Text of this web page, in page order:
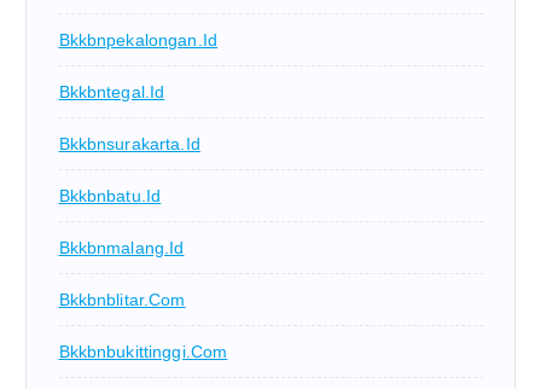
Bkkbnpekalongan.id
Bkkbntegal.id
Bkkbnsurakarta.id
Bkkbnbatu.id
Bkkbnmalang.id
Bkkbnblitar.com
Bkkbnbukittinggi.com